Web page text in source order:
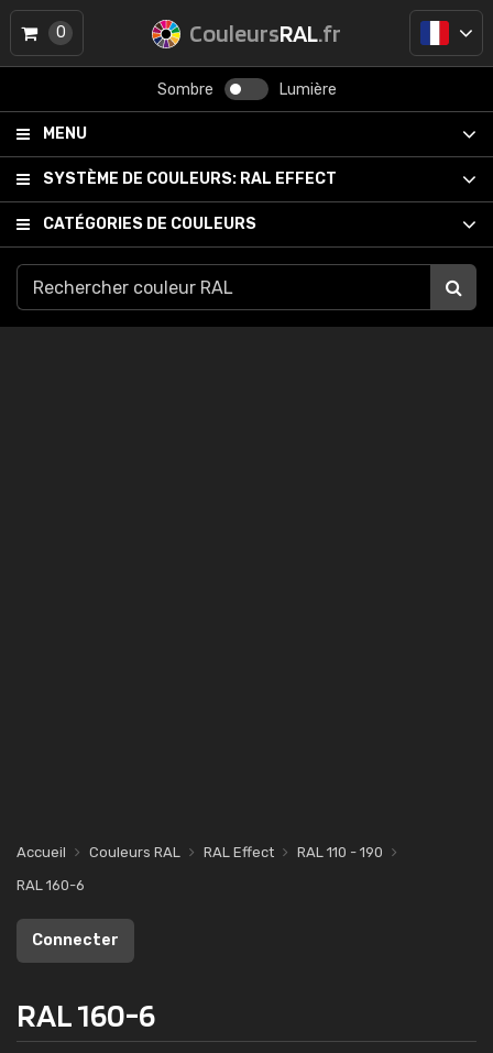
CouleursRAL.fr
Sombre Lumière
MENU
SYSTÈME DE COULEURS: RAL EFFECT
CATÉGORIES DE COULEURS
0
Accueil Couleurs RAL RAL Effect
RAL 110 - 190
RAL 160-6
Connecter
RAL 160-6